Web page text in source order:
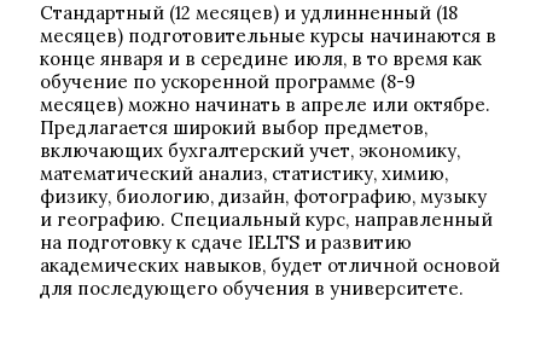
Стандартный (12 месяцев) и удлинненный (18
месяцев) подготовительные курсы начинаются в
конце января и в середине июля, в то время как
обучение по ускоренной программе (8-9
месяцев) можно начинать в апреле или октябре.
Предлагается широкий выбор предметов,
включающих бухгалтерский учет, экономику,
математический анализ, статистику, химию,
физику, биологию, дизайн, фотографию, музыку
и географию. Специальный курс, направленный
на подготовку к сдаче IELTS и развитию
академических навыков, будет отличной основой
для последующего обучения в университете.